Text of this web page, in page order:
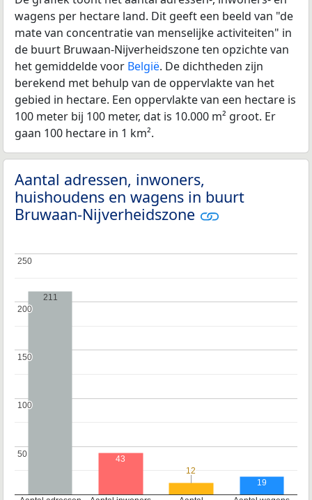
wagens per hectare land. Dit geeft een beeld van "de
mate van concentratie van menselijke activiteiten" in
de buurt Bruwaan-Nijverheidszone ten opzichte van
het gemiddelde voor België. De dichtheden zijn
berekend met behulp van de oppervlakte van het
gebied in hectare. Een oppervlakte van een hectare is
100 meter bij 100 meter, dat is 10.000 m² groot. Er
gaan 100 hectare in 1 km².
Aantal adressen, inwoners,
huishoudens en wagens in buurt
Bruwaan-Nijverheidszone
50
50
100
100
150
150
200
200
250
250
211
43
12
12
19